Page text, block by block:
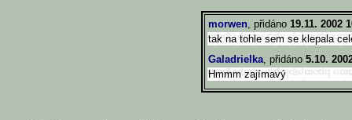
morwen, přidáno 19.11. 2002
tak na tohle sem se klepala
Galadrielka, přidáno 5.10.
Hmmm zajímavý